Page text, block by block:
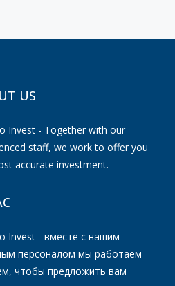
US
Invest - Together with our
staff, we work to offer you
accurate investment.
Invest - вместе с нашим
персоналом мы работаем
чтобы предложить вам